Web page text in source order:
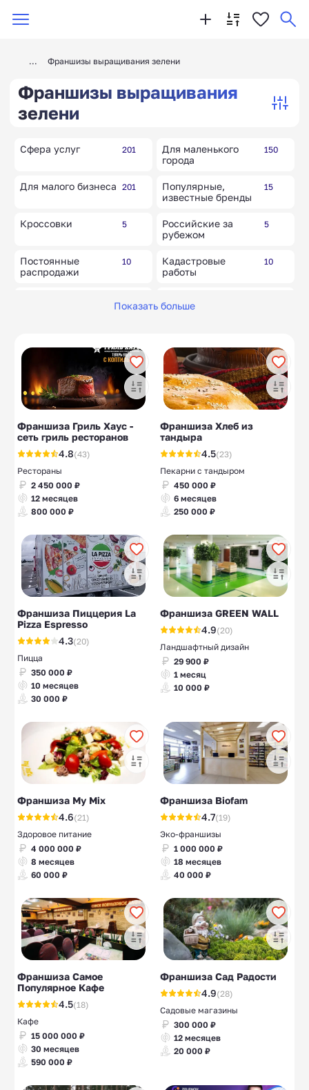
Франшизы выращивания зелени
Франшизы выращивания
зелени
Сфера услуг 201
Для маленького
города
150
Для малого бизнеса 201
Популярные,
известные бренды
15
Кроссовки 5
Российские за
рубежом
5
Постоянные
распродажи
10
Кадастровые
работы
10
бренды и товары
шампиньонов
клубники
Солнечные панели 10 Мебельные 37
Гончарные
мастерские
10 Соляные пещеры 10
Женские клубы 10
Показать больше
Франшиза Гриль Хаус -
сеть гриль ресторанов
4.8(43)
Рестораны
2 450 000 ₽
12 месяцев
800 000 ₽
Франшиза Хлеб из
тандыра
4.5(23)
Пекарни с тандыром
450 000 ₽
6 месяцев
250 000 ₽
Франшиза Пиццерия La
Pizza Espresso
4.3(20)
Пицца
350 000 ₽
10 месяцев
30 000 ₽
Франшиза GREEN WALL
4.9(20)
Ландшафтный дизайн
29 900 ₽
1 месяц
10 000 ₽
Франшиза My Mix
4.6(21)
Здоровое питание
4 000 000 ₽
8 месяцев
60 000 ₽
Франшиза Biofam
4.7(19)
Эко-франшизы
1 000 000 ₽
18 месяцев
40 000 ₽
Франшиза Самое
Популярное Кафе
4.5(18)
Кафе
15 000 000 ₽
30 месяцев
590 000 ₽
Франшиза Сад Радости
4.9(28)
Садовые магазины
300 000 ₽
12 месяцев
20 000 ₽